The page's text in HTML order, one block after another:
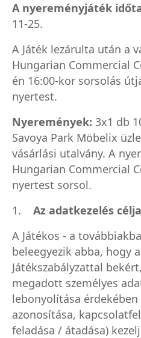
A nyereményjáték
11-25.
A Játék lezárulta után a
Hungarian Commercial
én 16:00-kor sorsolás
nyertest.
Nyeremények: 3x1 db
Savoya Park Möbelix
vásárlási utalvány. A
Hungarian Commercial
nyertest sorsol.
1. Az adatkezelés célja
A Játékos - a
beleegyezik abba, hogy
Játékszabályzattal
megadott személyes
lebonyolítása érdekében
azonosítása,
feladása / átadása)